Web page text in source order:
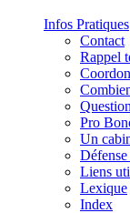
Infos Pratiques
Contact
Rappel
Pro
Un
Liens
Lexique
Index